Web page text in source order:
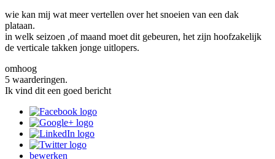
wie kan mij wat meer vertellen over het snoeien van een dak
plataan.
in welk seizoen ,of maand moet dit gebeuren, het zijn hoofzakelijk
de verticale takken jonge uitlopers.
omhoog
5 waarderingen.
Ik vind dit een goed bericht
bewerken